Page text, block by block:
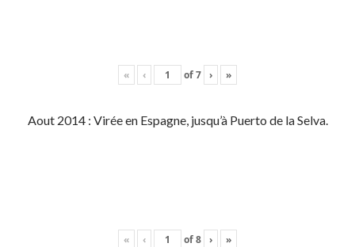
« ‹ of7 › »
Aout 2014 : Virée en Espagne, jusqu’à Puerto de la Selva.
« ‹ of8 › »